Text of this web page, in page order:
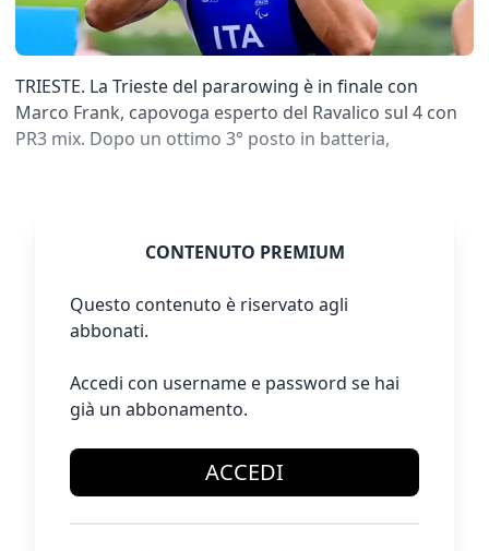
TRIESTE. La Trieste del pararowing è in finale con
Marco Frank, capovoga esperto del Ravalico sul 4 con
PR3 mix. Dopo un ottimo 3° posto in batteria,
CONTENUTO PREMIUM
Questo contenuto è riservato agli
abbonati.
Accedi con username e password se hai
già un abbonamento.
ACCEDI